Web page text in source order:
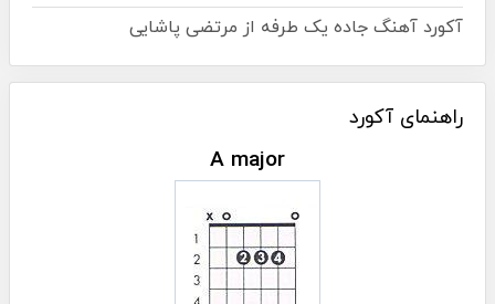
آکورد آهنگ جاده یک طرفه از مرتضی پاشایی
راهنمای آکورد
A major